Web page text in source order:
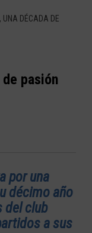
UNA DÉCADA DE
pasión
por una
décimo año
del club
a sus